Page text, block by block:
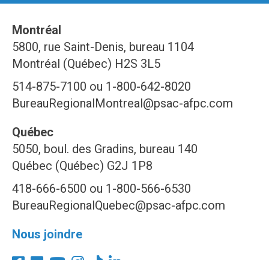
Montréal
5800, rue Saint-Denis, bureau 1104
Montréal (Québec) H2S 3L5
514-875-7100 ou 1-800-642-8020
BureauRegionalMontreal@psac-afpc.com
Québec
5050, boul. des Gradins, bureau 140
Québec (Québec) G2J 1P8
418-666-6500 ou 1-800-566-6530
BureauRegionalQuebec@psac-afpc.com
Nous joindre